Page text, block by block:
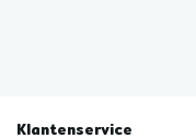
Klantenservice